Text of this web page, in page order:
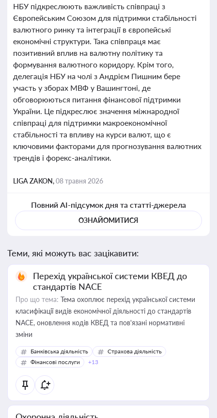
НБУ підкреслюють важливість співпраці з
Європейським Союзом для підтримки стабільності
валютного ринку та інтеграції в європейські
економічні структури. Така співпраця має
позитивний вплив на валютну політику та
формування валютного коридору. Крім того,
делегація НБУ на чолі з Андрієм Пишним бере
участь у зборах МВФ у Вашингтоні, де
обговорюються питання фінансової підтримки
України. Це підкреслює значення міжнародної
співпраці для підтримки макроекономічної
стабільності та впливу на курси валют, що є
ключовими факторами для прогнозування валютних
трендів і форекс-аналітики.
LIGA ZAKON,08 травня 2026
Повний AI-підсумок дня та статті-джерела
ОЗНАЙОМИТИСЯ
Теми, які можуть вас зацікавити:
Перехід української системи КВЕД до
стандартів NACE
Про що тема: Тема охоплює перехід української системи
класифікації видів економічної діяльності до стандартів
NACE, оновлення кодів КВЕД та пов'язані нормативні
зміни
Банківська діяльність
Страхова діяльність
Фінансові послуги
+13